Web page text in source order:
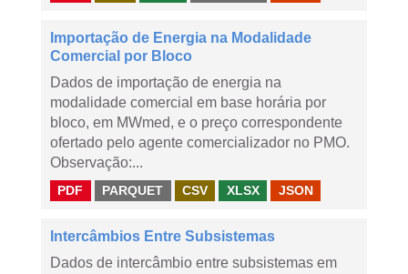
Importação de Energia na Modalidade
Comercial por Bloco
Dados de importação de energia na
modalidade comercial em base horária por
bloco, em MWmed, e o preço correspondente
ofertado pelo agente comercializador no PMO.
Observação:...
PDF PARQUET CSV XLSX JSON
Intercâmbios Entre Subsistemas
Dados de intercâmbio entre subsistemas em